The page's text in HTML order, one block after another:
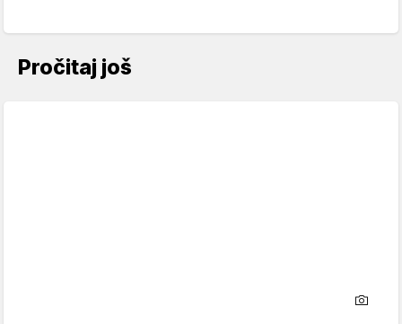
Pročitaj još